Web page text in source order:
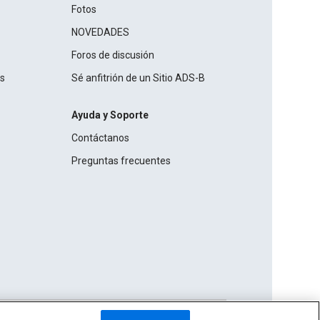
Fotos
NOVEDADES
Foros de discusión
Sé anfitrión de un Sitio ADS-B
Ayuda y Soporte
Contáctanos
Preguntas frecuentes